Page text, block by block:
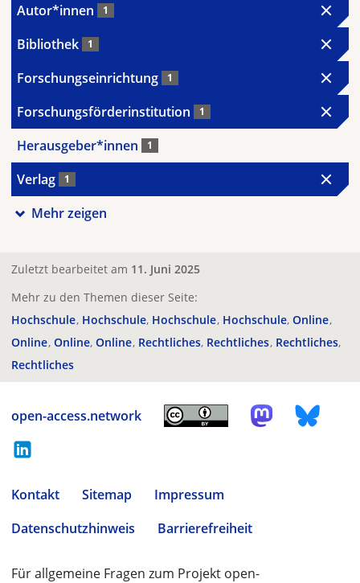
Autor*innen 1
Bibliothek 1
Forschungseinrichtung 1
Forschungsförderinstitution 1
Herausgeber*innen 1
Verlag 1
Mehr zeigen
Zuletzt bearbeitet am 11. Juni 2025
Mehr zu den Themen dieser Seite:
Hochschule Hochschule Hochschule Hochschule Online
Online Online Online Rechtliches Rechtliches Rechtliches
Rechtliches
open-access.network
Kontakt Sitemap
Impressum
Datenschutzhinweis
Barrierefreiheit
Für allgemeine Fragen zum Projekt open-